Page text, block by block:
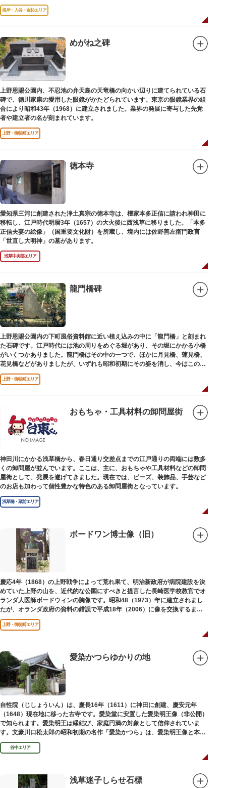
む約16000点が収蔵されています。
根岸・入谷・金杉エリア
めがね之碑
上野恩賜公園内、不忍池の弁天島の天竜橋の向かい辺りに建てられている石
碑で、徳川家康の愛用した眼鏡がかたどられています。東京の眼鏡業界の組
合により昭和43年（1968）に建立されました。業界の発展に寄与した先覚
者や建立者の名が刻まれています。
上野・御徒町エリア
徳本寺
愛知県三河に創建された浄土真宗の徳本寺は、檀家本多正信に請われ神田に
移転し、江戸時代明暦3年（1657）の大火後に西浅草に移りました。「本多
正信夫妻の絵像」（国重要文化財）を所蔵し、境内には佐野善左衛門政言
「世直し大明神」の墓があります。
浅草中央部エリア
龍門橋碑
上野恩賜公園内の下町風俗資料館に近い植え込みの中に「龍門橋」と刻まれ
た石碑です。江戸時代には池の周りをめぐる堀があり、その堀にかかる小橋
がいくつかありました。龍門橋はその中の一つで、ほかに月見橋、蓮見橋、
花見橋などがありましたが、いずれも昭和初期にその姿を消し、今はこの石
碑にその名残がわずかに残るだけです。
上野・御徒町エリア
おもちゃ・工具材料の卸問屋街
神田川にかかる浅草橋から、春日通り交差点までの江戸通りの両端には数多
くの卸問屋が並んでいます。ここは、主に、おもちゃや工具材料などの卸問
屋街として、発展を遂げてきました。現在では、ビーズ、装飾品、手芸など
のお店も加わって個性豊かな特色のある卸問屋街となっています。
浅草橋・蔵前エリア
ボードワン博士像（旧）
慶応4年（1868）の上野戦争によって荒れ果て、明治新政府が病院建設を決
めていた上野の山を、近代的な公園にすべきと提言した長崎医学校教官でオ
ランダ人医師ボードウィンの胸像です。昭和48（1973）年に建立されまし
たが、オランダ政府の資料の錯誤で平成18年（2006）に像を交換するまで
は博士の弟の像でした。
上野・御徒町エリア
愛染かつらゆかりの地
自性院（じしょういん）は、慶長16年（1611）に神田に創建、慶安元年
（1648）現在地に移った古寺です。愛染堂に安置した愛染明王像（非公開）
で知られます。愛染明王は縁結び、家庭円満の対象として信仰されていま
す。文豪川口松太郎の昭和初期の名作「愛染かつら」は、愛染明王像と本堂
前にあった桂の古木にヒントを得た作品だといわれます。
谷中エリア
浅草迷子しらせ石標